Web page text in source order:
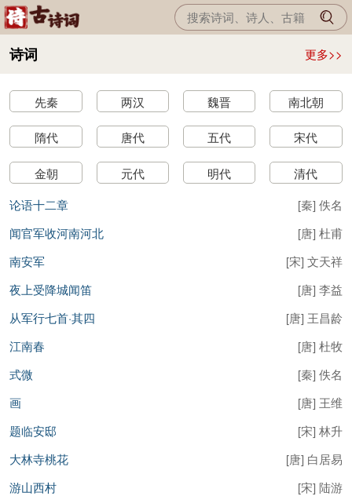
诗词 更多>>
先秦 两汉 魏晋 南北朝
隋代 唐代 五代 宋代
金朝 元代 明代
清代
论语十二章
[秦] 佚名
闻官军收河南河北
[唐] 杜甫
南安军
[宋] 文天祥
夜上受降城闻笛
[唐] 李益
从军行七首·其四
[唐] 王昌龄
江南春
[唐] 杜牧
式微
[秦] 佚名
画
[唐] 王维
题临安邸
[宋] 林升
大林寺桃花
[唐] 白居易
游山西村
[宋] 陆游